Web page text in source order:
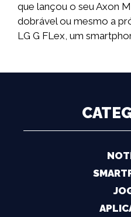
que lançou o seu Axon
dobrável ou mesmo a
LG G FLex, um